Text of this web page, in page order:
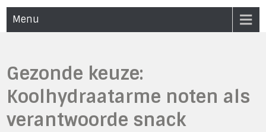
Menu
Gezonde keuze:
Koolhydraatarme noten als
verantwoorde snack